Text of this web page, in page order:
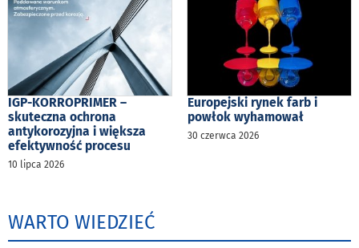
IGP-KORROPRIMER –
skuteczna ochrona
antykorozyjna i większa
efektywność procesu
10 lipca 2026
Europejski rynek farb i
powłok wyhamował
30 czerwca 2026
WARTO WIEDZIEĆ